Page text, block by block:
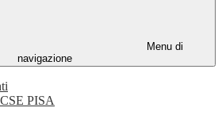
Menu di
navigazione
PISA